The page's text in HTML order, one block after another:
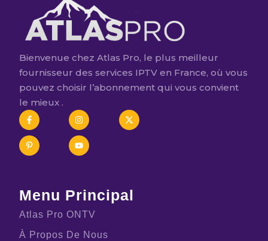
Bienvenue chez Atlas Pro, le plus meilleur
fournisseur des services IPTV en France, où vous
pouvez choisir l’abonnement qui vous convient
le mieux .
Menu Principal
Atlas Pro ONTV
À Propos De Nous